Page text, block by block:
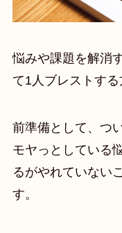
悩みや課題を解消
て1人ブレストする
前準備として、つ
モヤっとしている
るがやれていない
す。